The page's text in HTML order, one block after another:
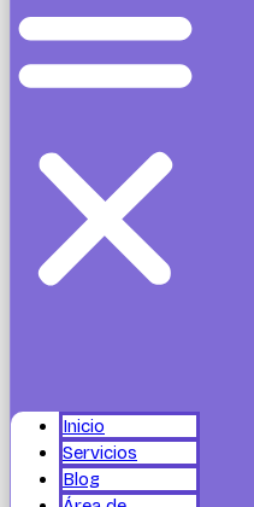
Inicio
Servicios
Blog